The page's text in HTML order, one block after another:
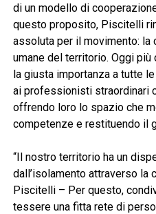
di un modello di
questo proposito, Piscitelli
assoluta per il movimento:
umane del territorio. Oggi
la giusta importanza a tutte
ai professionisti straordinari
offrendo loro lo spazio che
competenze e restituendo il
“Il nostro territorio ha un
dall’isolamento attraverso la
Piscitelli – Per questo,
tessere una fitta rete di